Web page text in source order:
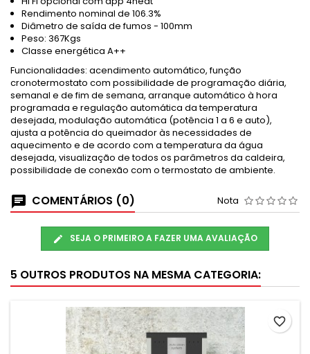
Rendimento nominal de 106.3%
Diâmetro de saída de fumos - 100mm
Peso: 367Kgs
Classe energética A++
Funcionalidades: acendimento automático, função
cronotermostato com possibilidade de programação diária,
semanal e de fim de semana, arranque automático à hora
programada e regulação automática da temperatura
desejada, modulação automática (potência 1 a 6 e auto),
ajusta a potência do queimador às necessidades de
aquecimento e de acordo com a temperatura da água
desejada, visualização de todos os parâmetros da caldeira,
possibilidade de conexão com o termostato de ambiente.
COMENTÁRIOS (0) Nota
SEJA O PRIMEIRO A FAZER UMA AVALIAÇÃO
5 OUTROS PRODUTOS NA MESMA CATEGORIA:
favorite_border